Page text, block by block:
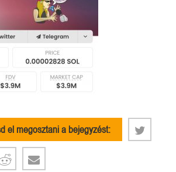
el megosztani a bejegyzést: